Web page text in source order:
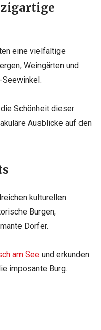
eine vielfältige
Weingärten und
Schönheit dieser
Ausblicke auf den
kulturellen
Burgen,
Dörfer.
am See und erkunden
imposante Burg.